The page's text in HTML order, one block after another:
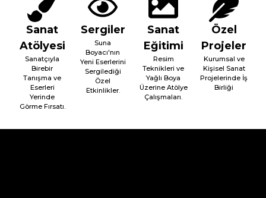
Sanat
Atölyesi
Sanatçıyla
Birebir
Tanışma ve
Eserleri
Yerinde
Görme Fırsatı.
Sergiler
Suna
Boyacı'nın
Yeni Eserlerini
Sergilediği
Özel
Etkinlikler.
Sanat
Eğitimi
Resim
Teknikleri ve
Yağlı Boya
Üzerine Atölye
Çalışmaları.
Özel
Projeler
Kurumsal ve
Kişisel Sanat
Projelerinde İş
Birliği